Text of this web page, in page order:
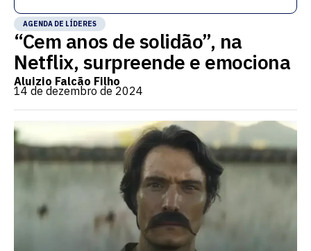
AGENDA DE LÍDERES
“Cem anos de solidão”, na
Netflix, surpreende e emociona
Aluizio Falcão Filho
14 de dezembro de 2024